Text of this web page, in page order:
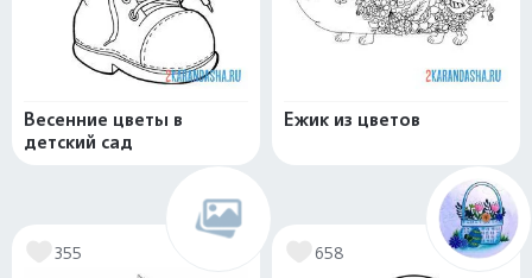
Весенние цветы в
детский сад
Ежик из цветов
355 658